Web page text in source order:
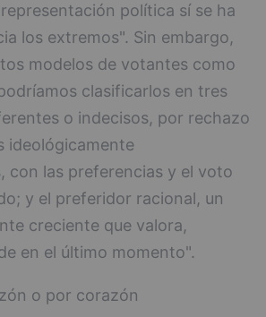
política sí se ha
los extremos". Sin embargo,
modelos de votantes como
clasificarlos en tres
o indecisos, por rechazo
ideológicamente
con las preferencias y el voto
y el preferidor racional, un
creciente que valora,
en el último momento".
o por corazón